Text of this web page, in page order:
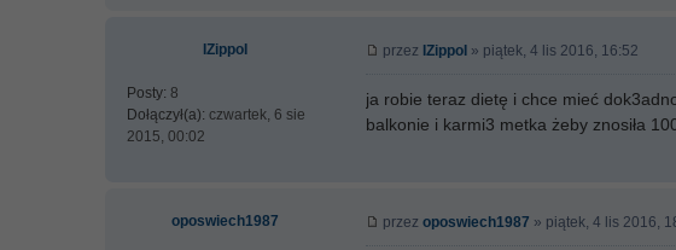
IZippoI
Posty: 8
Dołączył(a): czwartek, 6 sie
2015, 00:02
przez IZippoI » piątek, 4 lis 2016, 16:52
ja robie teraz dietę i chce mieć
balkonie i karmi3 metka żeby znosiła
oposwiech1987 przez oposwiech1987 » piątek, 4 lis 2016,